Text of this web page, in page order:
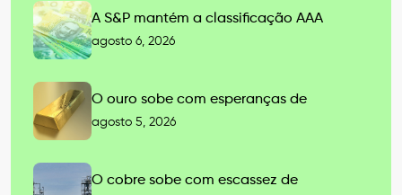
A S&P mantém a classificação AAA
agosto 6, 2026
O ouro sobe com esperanças de
agosto 5, 2026
O cobre sobe com escassez de